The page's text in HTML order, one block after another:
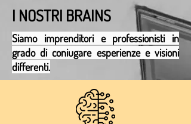
I NOSTRI BRAINS
Siamo imprenditori e professionisti in
grado di coniugare esperienze e visioni
differenti.